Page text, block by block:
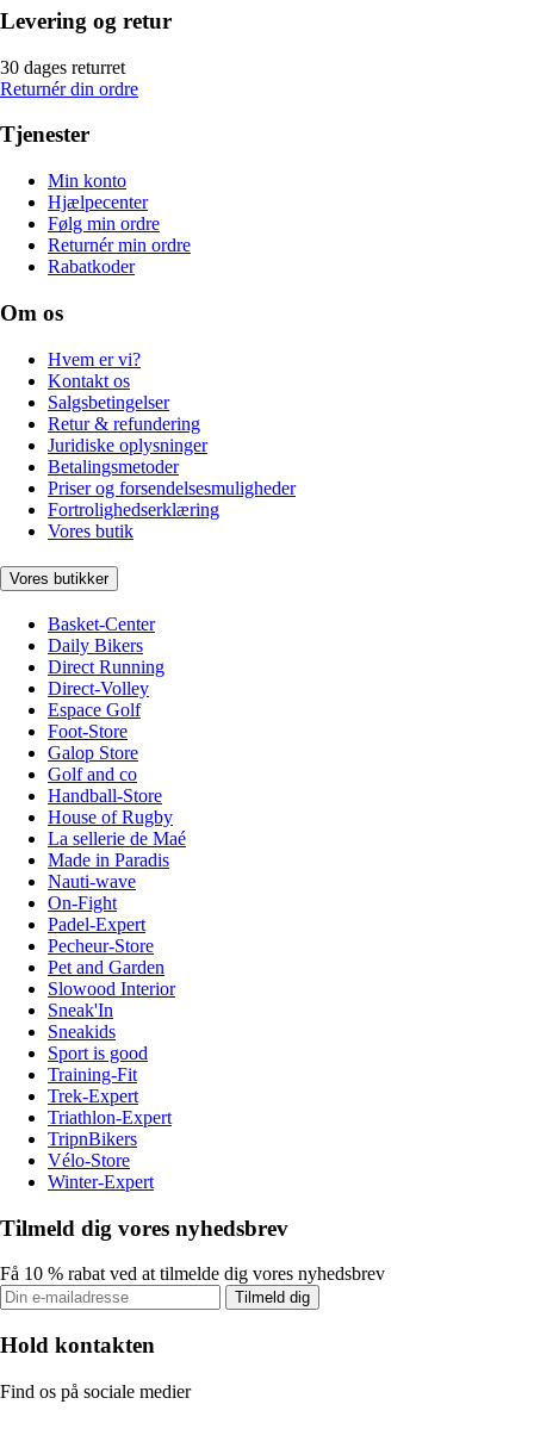
Levering og retur
30 dages returret
Returnér din ordre
Tjenester
Min konto
Hjælpecenter
Følg min ordre
Returnér min ordre
Rabatkoder
Om os
Hvem er vi?
Kontakt os
Salgsbetingelser
Retur & refundering
Juridiske oplysninger
Betalingsmetoder
Priser og forsendelsesmuligheder
Fortrolighedserklæring
Vores butik
Vores butikker
Basket-Center
Daily Bikers
Direct Running
Direct-Volley
Espace Golf
Foot-Store
Galop Store
Golf and co
Handball-Store
House of Rugby
La sellerie de Maé
Made in Paradis
Nauti-wave
On-Fight
Padel-Expert
Pecheur-Store
Pet and Garden
Slowood Interior
Sneak'In
Sneakids
Sport is good
Training-Fit
Trek-Expert
Triathlon-Expert
TripnBikers
Vélo-Store
Winter-Expert
Tilmeld dig vores nyhedsbrev
Få 10 % rabat ved at tilmelde dig vores nyhedsbrev
Tilmeld dig
Hold kontakten
Find os på sociale medier